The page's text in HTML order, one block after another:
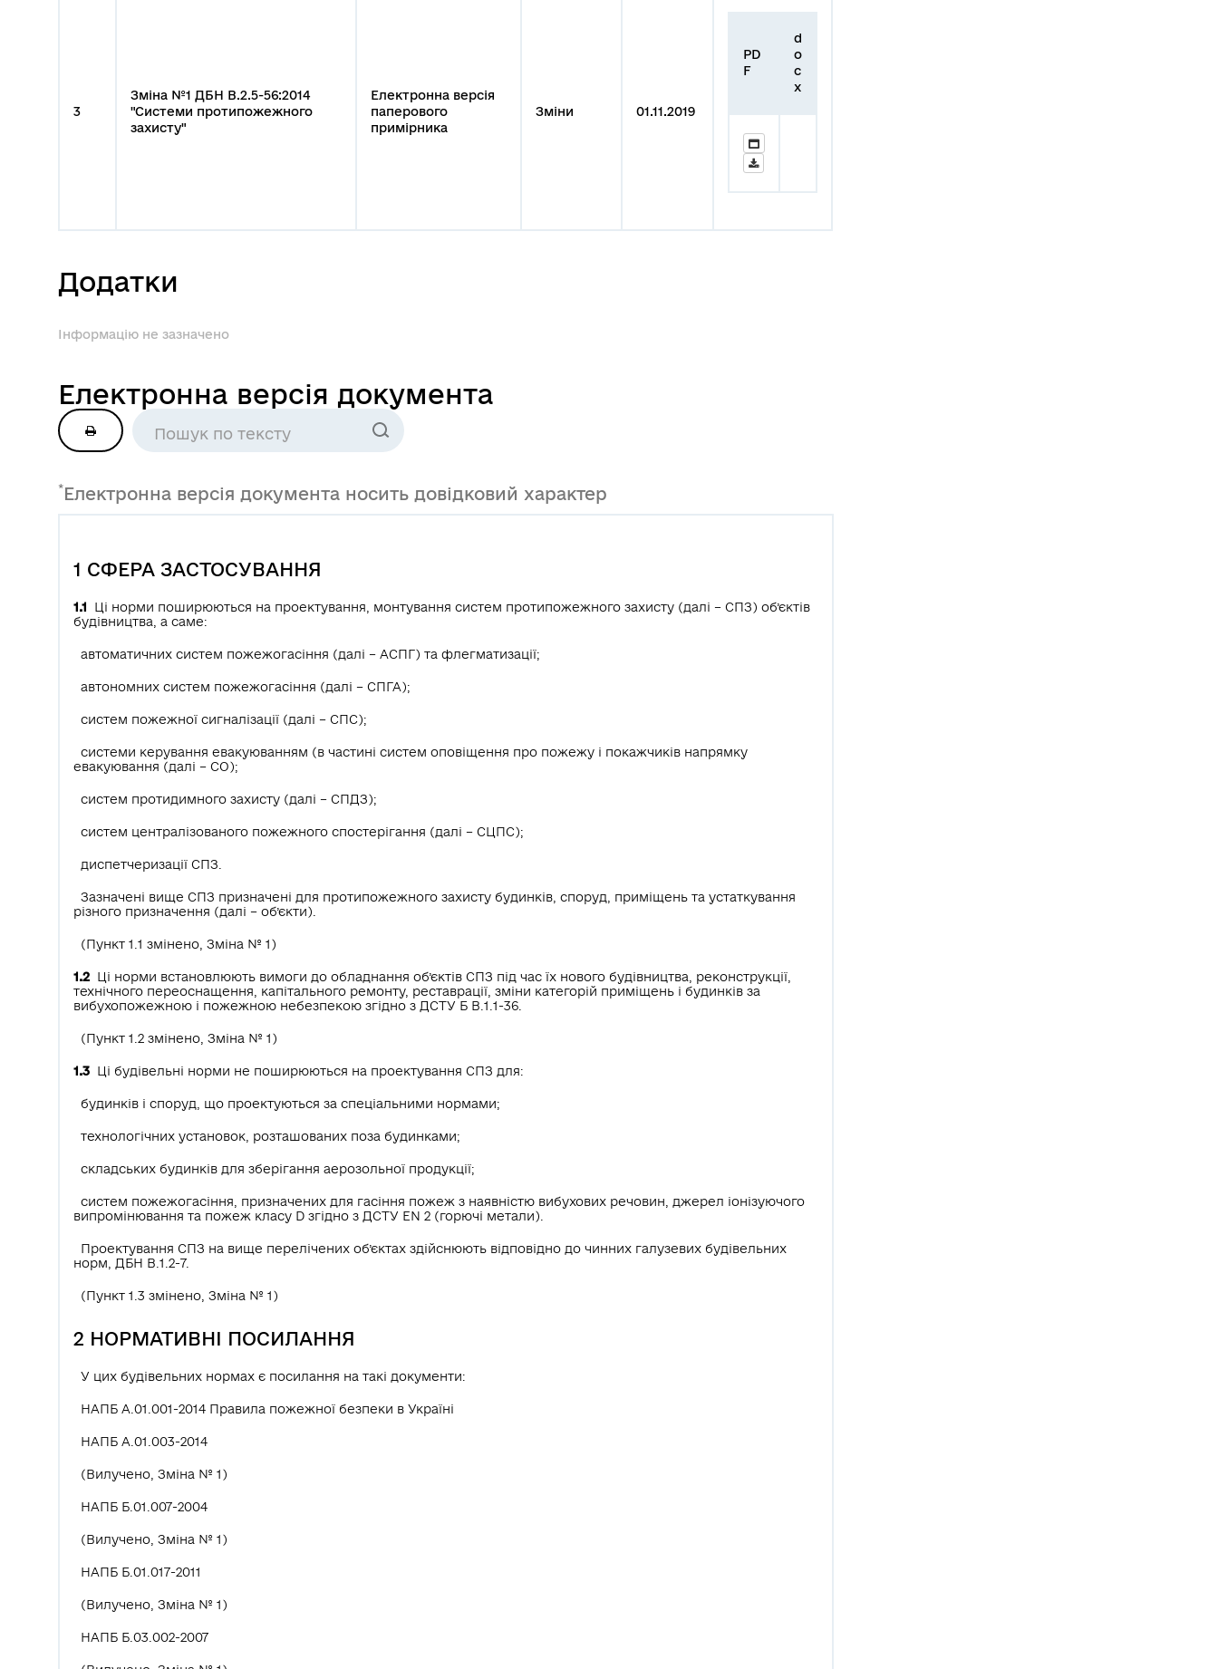
3
Зміна №1 ДБН В.2.5-56:2014
"Системи протипожежного
захисту"
Електронна версія
паперового
примірника
Зміни 01.11.2019
PD
F
d
o
c
x
Додатки
Інформацію не зазначено
Електронна версія документа
*Електронна версія документа носить довідковий характер
1 СФЕРА ЗАСТОСУВАННЯ
1.1
Ці норми поширюються на проектування, монтування систем протипожежного захисту (далі – СПЗ) об’єктів
будівництва, а саме:
автоматичних систем пожежогасіння (далі – АСПГ) та флегматизації;
автономних систем пожежогасіння (далі – СПГА);
систем пожежної сигналізації (далі – СПС);
системи керування евакуюванням (в частині систем оповіщення про пожежу і покажчиків напрямку
евакуювання (далі – СО);
систем протидимного захисту (далі – СПДЗ);
систем централізованого пожежного спостерігання (далі – СЦПС);
диспетчеризації СПЗ.
Зазначені вище СПЗ призначені для протипожежного захисту будинків, споруд, приміщень та устаткування
різного призначення (далі – об’єкти).
(Пункт 1.1 змінено, Зміна № 1)
1.2 Ці норми встановлюють вимоги до обладнання об’єктів СПЗ під час їх нового будівництва, реконструкції,
технічного переоснащення, капітального ремонту, реставрації, зміни категорій приміщень і будинків за
вибухопожежною і пожежною небезпекою згідно з ДСТУ Б В.1.1-36.
(Пункт 1.2 змінено, Зміна № 1)
1.3 Ці будівельні норми не поширюються на проектування СПЗ для:
будинків і споруд, що проектуються за спеціальними нормами;
технологічних установок, розташованих поза будинками;
складських будинків для зберігання аерозольної продукції;
систем пожежогасіння, призначених для гасіння пожеж з наявністю вибухових речовин, джерел іонізуючого
випромінювання та пожеж класу D згідно з ДСТУ EN 2 (горючі метали).
Проектування СПЗ на вище перелічених об’єктах здійснюють відповідно до чинних галузевих будівельних
норм, ДБН В.1.2-7.
(Пункт 1.3 змінено, Зміна № 1)
2 НОРМАТИВНІ ПОСИЛАННЯ
У цих будівельних нормах є посилання на такі документи:
НАПБ А.01.001-2014 Правила пожежної безпеки в Україні
НАПБ А.01.003-2014
(Вилучено, Зміна № 1)
НАПБ Б.01.007-2004
(Вилучено, Зміна № 1)
НАПБ Б.01.017-2011
(Вилучено, Зміна № 1)
НАПБ Б.03.002-2007